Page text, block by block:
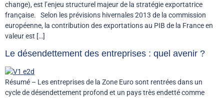
change), est l’enjeu structurel majeur de la stratégie exportatrice
française. Selon les prévisions hivernales 2013 de la commission
européenne, la contribution des exportations au PIB de la France en
valeur est […]
Le désendettement des entreprises : quel avenir ?
Résumé – Les entreprises de la Zone Euro sont rentrées dans un
cycle de désendettement profond et un pays très endetté comme